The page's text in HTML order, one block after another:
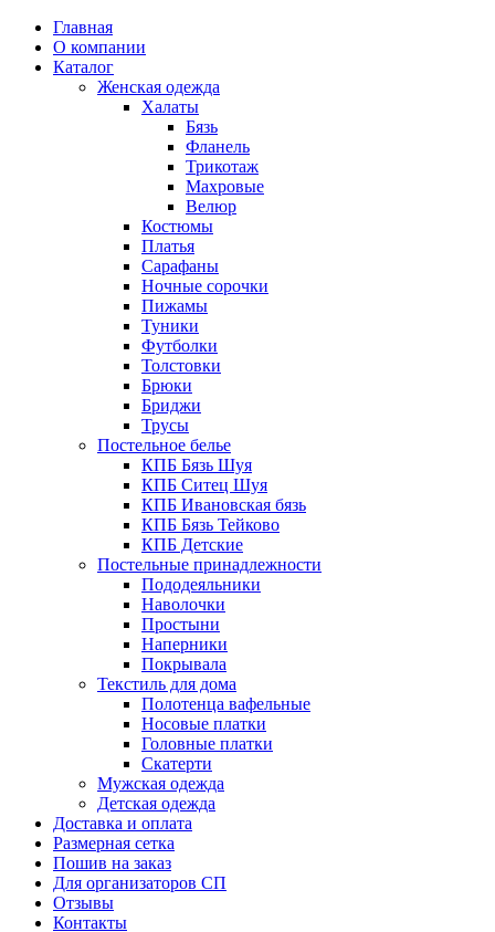
Главная
О компании
Каталог
Женская одежда
Халаты
Бязь
Фланель
Трикотаж
Махровые
Велюр
Костюмы
Платья
Сарафаны
Ночные сорочки
Пижамы
Туники
Футболки
Толстовки
Брюки
Бриджи
Трусы
Постельное белье
КПБ Бязь Шуя
КПБ Ситец Шуя
КПБ Ивановская бязь
КПБ Бязь Тейково
КПБ Детские
Постельные принадлежности
Пододеяльники
Наволочки
Простыни
Наперники
Покрывала
Текстиль для дома
Полотенца вафельные
Носовые платки
Головные платки
Скатерти
Мужская одежда
Детская одежда
Доставка и оплата
Размерная сетка
Пошив на заказ
Для организаторов СП
Отзывы
Контакты